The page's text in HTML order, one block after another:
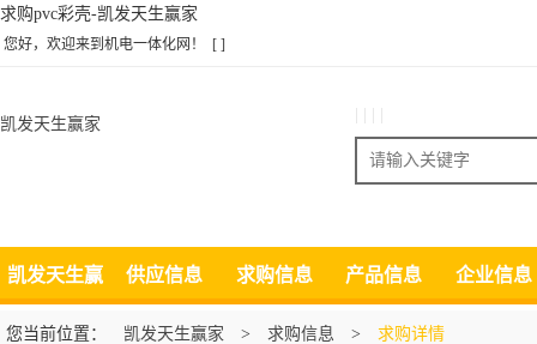
求购pvc彩壳-凯发天生赢家
您好，欢迎来到机电一体化网！ [ ]
凯发天生赢家
搜索
凯发天生赢
家
供应信息 求购信息 产品信息 企业信息
您当前位置： 凯发天生赢家 > 求购信息 > 求购详情